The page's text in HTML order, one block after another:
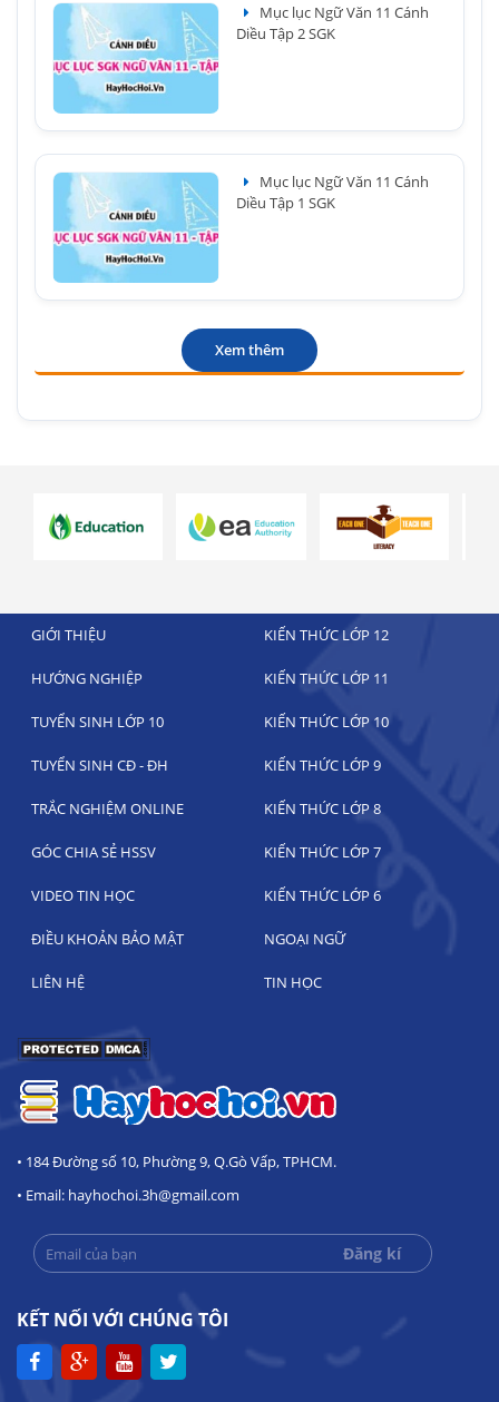
Mục lục Ngữ Văn 11 Cánh
Diều Tập 2 SGK
Mục lục Ngữ Văn 11 Cánh
Diều Tập 1 SGK
Xem thêm
GIỚI THIỆU KIẾN THỨC LỚP 12
HƯỚNG NGHIỆP KIẾN THỨC LỚP 11
TUYỂN SINH LỚP 10 KIẾN THỨC LỚP 10
TUYỂN SINH CĐ - ĐH KIẾN THỨC LỚP 9
TRẮC NGHIỆM ONLINE KIẾN THỨC LỚP 8
GÓC CHIA SẺ HSSV KIẾN THỨC LỚP 7
VIDEO TIN HỌC KIẾN THỨC LỚP 6
ĐIỀU KHOẢN BẢO MẬT NGOẠI NGỮ
LIÊN HỆ TIN HỌC
• 184 Đường số 10, Phường 9, Q.Gò Vấp, TPHCM.
• Email: hayhochoi.3h@gmail.com
KẾT NỐI VỚI CHÚNG TÔI